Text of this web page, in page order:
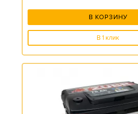
В КОРЗИНУ
В 1 клик